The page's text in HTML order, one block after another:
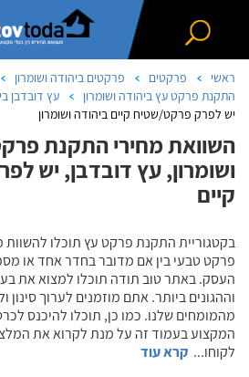
ראשי פרקטים
פרקטים ביהודה ושומרון
התקנת פרקט עץ ביהודה ושומרון
עץ דובדבן
יש לפרק פרקט/שטיח קיים ביהודה ושומרון
השוואת מחירי התקנת
ושומרון, עץ דובדבן, יש
קיים
בקטגוריית התקנת פרקט עץ תוכלו
פרקט טבעי בין אם מדובר בחדר אחד או
העסק. באתר טוב תודה תוכלו למצוא את
וההגונים ביותר. אתם מוזמנים לערוך
מהמומחים שלנו. כמו כן, תוכלו להיכנס
המקצוע בעמוד זה על מנת לקרוא את
לקוחו... קרא עוד